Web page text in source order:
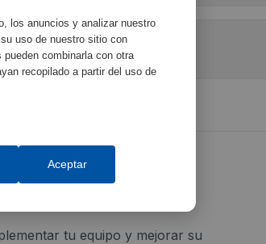
Especificaciones del Equipo
tu equipo y mejorar su
los anuncios y analizar nuestro
uso de nuestro sitio con
combinarla con otra
recopilado a partir del uso de
Aceptar